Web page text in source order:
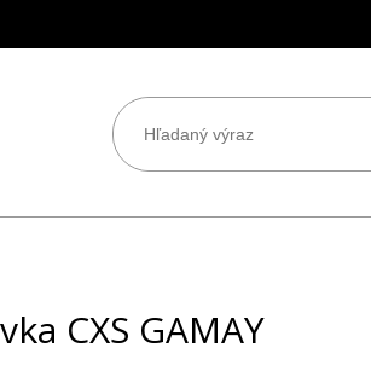
CXS GAMAY